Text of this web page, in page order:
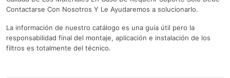
Contactarse Con Nosotros Y Le Ayudaremos a solucionarlo.
La información de nuestro catálogo es una guía útil pero la
responsabilidad final del montaje, aplicación e instalación de los
filtros es totalmente del técnico.